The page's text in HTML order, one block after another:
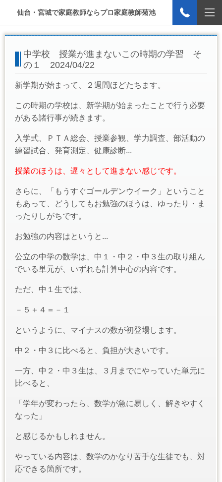
仙台・宮城で家庭教師ならプロ家庭教師菊池
中学校 授業が進まないこの時期の学習 そ
の１ 2024/04/22
新学期が始まって、２週間ほどたちます。
この時期の学校は、新学期が始まったことで行う必要
がある諸行事が続きます。
入学式、ＰＴＡ総会、授業参観、学力調査、部活動の
練習試合、発育測定、健康診断...
授業のほうは、遅々として進まない感じです。
さらに、「もうすぐゴールデンウイーク」ということ
もあって、どうしてもお勉強のほうは、ゆったり・ま
ったりしがちです。
お勉強の内容はというと...
公立の中学の数学は、中１・中２・中３生の取り組ん
でいる単元が、いずれも計算中心の内容です。
ただ、中１生では、
－５＋４＝－１
というように、マイナスの数が初登場します。
中２・中３に比べると、負担が大きいです。
一方、中２・中３生は、３月までにやっていた単元に
比べると、
「学年が変わったら、数学が急に易しく、解きやすく
なった」
と感じるかもしれません。
やっている内容は、数学のかなり苦手な生徒でも、対
応できる箇所です。